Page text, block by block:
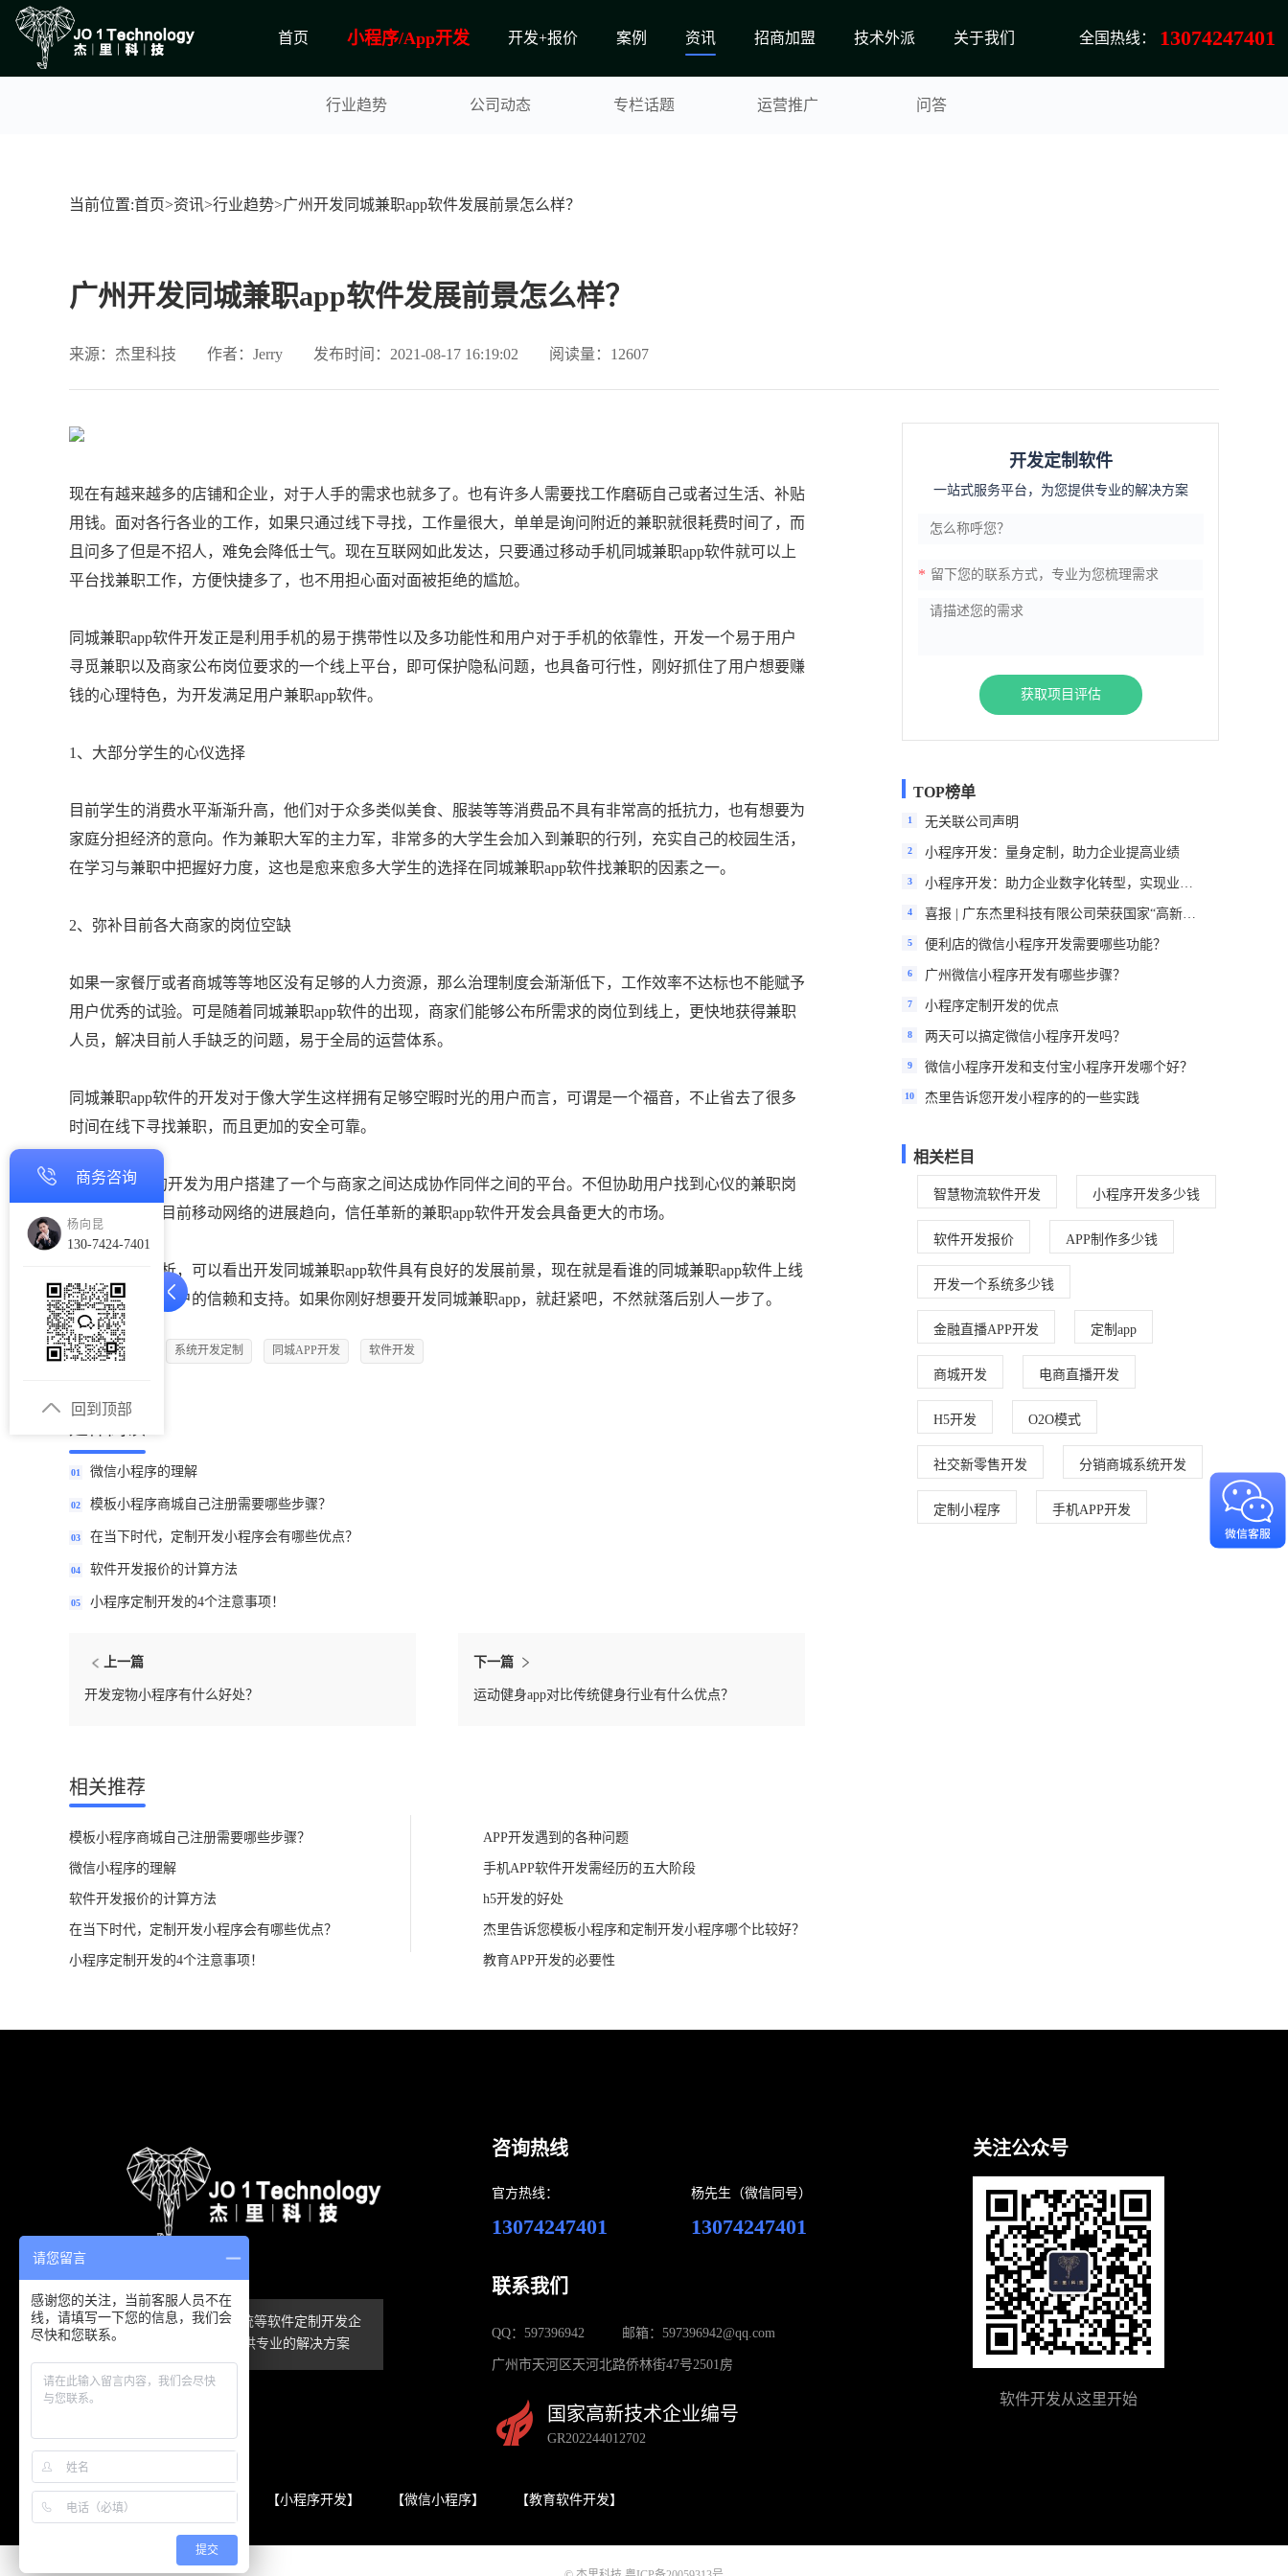
首页 小程序/App开发 开发+报价 案例 资讯 招商加盟 技术外派 关于我们 全国热线： 13074247401
商务咨询
杨向昆
130-7424-7401
回到顶部
行业趋势 公司动态 专栏话题 运营推广 问答
当前位置:首页>资讯>行业趋势>广州开发同城兼职app软件发展前景怎么样？
广州开发同城兼职app软件发展前景怎么样？
来源：杰里科技 作者：Jerry 发布时间：2021-08-17 16:19:02 阅读量：12607
现在有越来越多的店铺和企业，对于人手的需求也就多了。也有许多人需要找工作磨砺自己或者过生活、补贴
用钱。面对各行各业的工作，如果只通过线下寻找，工作量很大，单单是询问附近的兼职就很耗费时间了，而
且问多了但是不招人，难免会降低士气。现在互联网如此发达，只要通过移动手机同城兼职app软件就可以上
平台找兼职工作，方便快捷多了，也不用担心面对面被拒绝的尴尬。
同城兼职app软件开发正是利用手机的易于携带性以及多功能性和用户对于手机的依靠性，开发一个易于用户
寻觅兼职以及商家公布岗位要求的一个线上平台，即可保护隐私问题，也具备可行性，刚好抓住了用户想要赚
钱的心理特色，为开发满足用户兼职app软件。
1、大部分学生的心仪选择
目前学生的消费水平渐渐升高，他们对于众多类似美食、服装等等消费品不具有非常高的抵抗力，也有想要为
家庭分担经济的意向。作为兼职大军的主力军，非常多的大学生会加入到兼职的行列，充实自己的校园生活，
在学习与兼职中把握好力度，这也是愈来愈多大学生的选择在同城兼职app软件找兼职的因素之一。
2、弥补目前各大商家的岗位空缺
如果一家餐厅或者商城等等地区没有足够的人力资源，那么治理制度会渐渐低下，工作效率不达标也不能赋予
用户优秀的试验。可是随着同城兼职app软件的出现，商家们能够公布所需求的岗位到线上，更快地获得兼职
人员，解决目前人手缺乏的问题，易于全局的运营体系。
同城兼职app软件的开发对于像大学生这样拥有足够空暇时光的用户而言，可谓是一个福音，不止省去了很多
时间在线下寻找兼职，而且更加的安全可靠。
兼职app软件的开发为用户搭建了一个与商家之间达成协作同伴之间的平台。不但协助用户找到心仪的兼职岗
位，并且切合目前移动网络的进展趋向，信任革新的兼职app软件开发会具备更大的市场。
根据文章的分析，可以看出开发同城兼职app软件具有良好的发展前景，现在就是看谁的同城兼职app软件上线
早，最快获得用户的信赖和支持。如果你刚好想要开发同城兼职app，就赶紧吧，不然就落后别人一步了。
手机APP开发 系统开发定制 同城APP开发 软件开发
01 微信小程序的理解
02 模板小程序商城自己注册需要哪些步骤？
03 在当下时代，定制开发小程序会有哪些优点？
04 软件开发报价的计算方法
05 小程序定制开发的4个注意事项！
上一篇
开发宠物小程序有什么好处？
下一篇
运动健身app对比传统健身行业有什么优点？
相关推荐
模板小程序商城自己注册需要哪些步骤？
微信小程序的理解
软件开发报价的计算方法
在当下时代，定制开发小程序会有哪些优点？
小程序定制开发的4个注意事项！
APP开发遇到的各种问题
手机APP软件开发需经历的五大阶段
h5开发的好处
杰里告诉您模板小程序和定制开发小程序哪个比较好？
教育APP开发的必要性
开发定制软件
一站式服务平台，为您提供专业的解决方案
*
获取项目评估
TOP榜单
1 无关联公司声明
2 小程序开发：量身定制，助力企业提高业绩
3 小程序开发：助力企业数字化转型，实现业绩飙升
4 喜报 | 广东杰里科技有限公司荣获国家“高新技术企业”认定
5 便利店的微信小程序开发需要哪些功能？
6 广州微信小程序开发有哪些步骤？
7 小程序定制开发的优点
8 两天可以搞定微信小程序开发吗？
9 微信小程序开发和支付宝小程序开发哪个好？
10 杰里告诉您开发小程序的的一些实践
相关栏目
智慧物流软件开发 小程序开发多少钱
软件开发报价 APP制作多少钱
开发一个系统多少钱
金融直播APP开发 定制app
商城开发 电商直播开发
H5开发 O2O模式
社交新零售开发 分销商城系统开发
定制小程序 手机APP开发
APP、小程序、系统等软件定制开发企
业服务商，为您提供专业的解决方案
咨询热线
官方热线：
13074247401
杨先生（微信同号）
13074247401
联系我们
QQ：597396942 邮箱：597396942@qq.com
广州市天河区天河北路侨林街47号2501房
国家高新技术企业编号
GR202244012702
关注公众号
软件开发从这里开始
【微信小程序开发】 【小程序开发】 【微信小程序】 【教育软件开发】
请您留言
感谢您的关注，当前客服人员不在
线，请填写一下您的信息，我们会
尽快和您联系。
提交